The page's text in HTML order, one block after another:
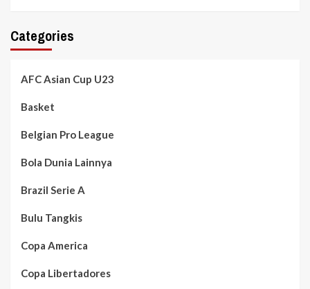
Categories
AFC Asian Cup U23
Basket
Belgian Pro League
Bola Dunia Lainnya
Brazil Serie A
Bulu Tangkis
Copa America
Copa Libertadores